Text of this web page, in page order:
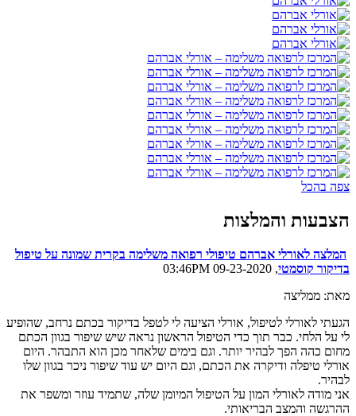
צפה בהכל
הצבעות והמלצות
המלצה לאורלי אברהם טיפולי רפואה משלימה בקרית שמונה על טיפול
בדיקור קוסמטי, 09-23-2020 03:46PM
מאת: ממליצה
הגעתי לאורלי לטיפול, אורלי הציעה לי לטפל בדיקור בכתם נרחב, שהופיע
לי על הלחי. כבר תוך כדי הטיפול הראשון נראה שיש שיפור בגוון הכתם
מחום כהה הפך לבהיר יותר. וגם בימים שלאחר מכן הוא התבהר. היום
אורלי טיפלה ודיקרה את הכתם, וגם היום יש עוד שיפור ניכר בגוון שלו
לבהיר.
אני מודה לאורלי המון על הטיפול המיומן שלה, שתמיד עוזר ומשפר את
ההרגשה והמצב הבריאותי.